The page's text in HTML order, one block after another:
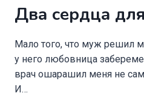
Два сердца
Мало того, что муж решил
у него любовница
врач ошарашил меня не
И…